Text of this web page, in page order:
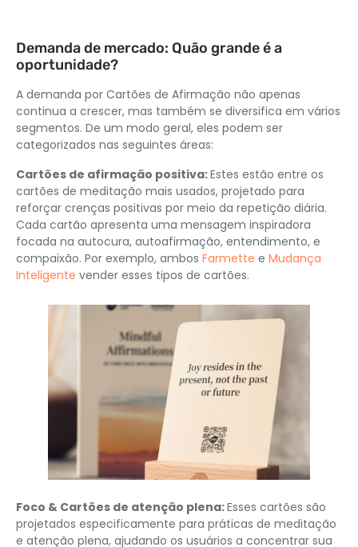
Demanda de mercado: Quão grande é a
oportunidade?
A demanda por Cartões de Afirmação não apenas
continua a crescer, mas também se diversifica em vários
segmentos. De um modo geral, eles podem ser
categorizados nas seguintes áreas:
Cartões de afirmação positiva:Estes estão entre os
cartões de meditação mais usados, projetado para
reforçar crenças positivas por meio da repetição diária.
Cada cartão apresenta uma mensagem inspiradora
focada na autocura, autoafirmação, entendimento, e
compaixão. Por exemplo, ambos Farmette e Mudança
Inteligente vender esses tipos de cartões.
Foco & Cartões de atenção plena:Esses cartões são
projetados especificamente para práticas de meditação
e atenção plena, ajudando os usuários a concentrar sua